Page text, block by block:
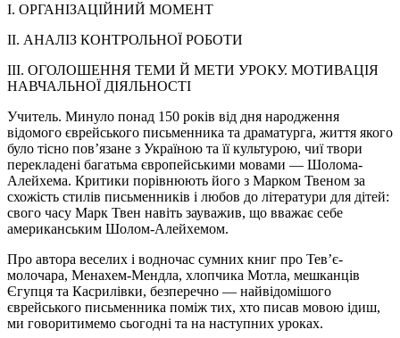
I. ОРГАНІЗАЦІЙНИЙ МОМЕНТ
II. АНАЛІЗ КОНТРОЛЬНОЇ РОБОТИ
III. ОГОЛОШЕННЯ ТЕМИ Й МЕТИ УРОКУ. МОТИВАЦІЯ
НАВЧАЛЬНОЇ ДІЯЛЬНОСТІ
Учитель. Минуло понад 150 років від дня народження
відомого єврейського письменника та драматурга, життя якого
було тісно пов’язане з Україною та її культурою, чиї твори
перекладені багатьма європейськими мовами — Шолома-
Алейхема. Критики порівнюють його з Марком Твеном за
схожість стилів письменників і любов до літератури для дітей:
свого часу Марк Твен навіть зауважив, що вважає себе
американським Шолом-Алейхемом.
Про автора веселих і водночас сумних книг про Тев’є-
молочара, Менахем-Мендла, хлопчика Мотла, мешканців
Єгупця та Касрилівки, безперечно — найвідомішого
єврейського письменника поміж тих, хто писав мовою ідиш,
ми говоритимемо сьогодні та на наступних уроках.